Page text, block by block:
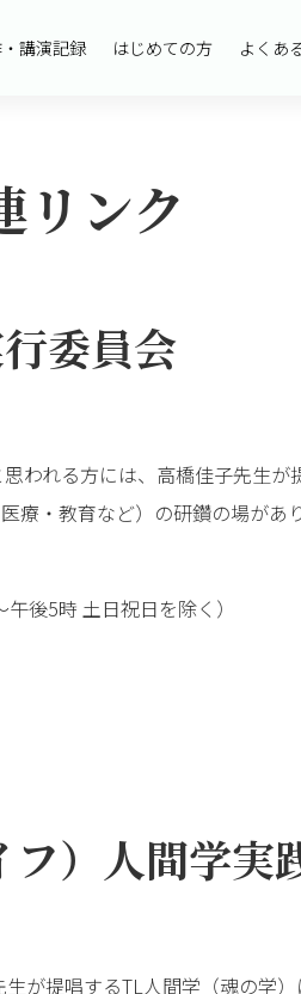
講演記録 はじめての方 よくあ
リンク
委員会
われる方には、高橋佳子先生
療・教育など）の研鑽の場があ
後5時 土日祝日を除く）
）人間学実
が提唱するTL人間学（魂の学